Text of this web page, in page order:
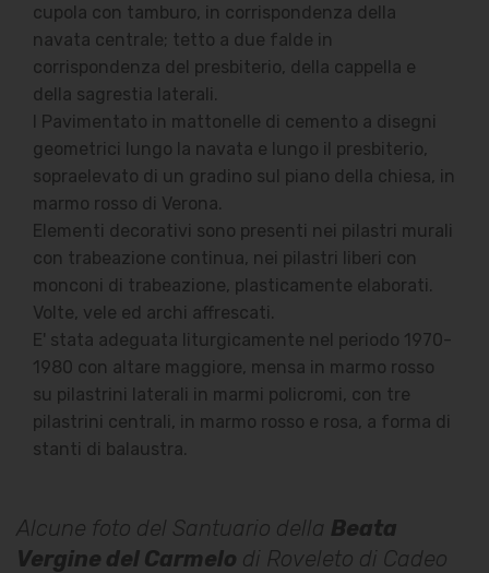
cupola con tamburo, in corrispondenza della
navata centrale; tetto a due falde in
corrispondenza del presbiterio, della cappella e
della sagrestia laterali.
I Pavimentato in mattonelle di cemento a disegni
geometrici lungo la navata e lungo il presbiterio,
sopraelevato di un gradino sul piano della chiesa, in
marmo rosso di Verona.
Elementi decorativi sono presenti nei pilastri murali
con trabeazione continua, nei pilastri liberi con
monconi di trabeazione, plasticamente elaborati.
Volte, vele ed archi affrescati.
E' stata adeguata liturgicamente nel periodo 1970-
1980 con altare maggiore, mensa in marmo rosso
su pilastrini laterali in marmi policromi, con tre
pilastrini centrali, in marmo rosso e rosa, a forma di
stanti di balaustra.
Alcune foto del Santuario della Beata
Vergine del Carmelo di Roveleto di Cadeo